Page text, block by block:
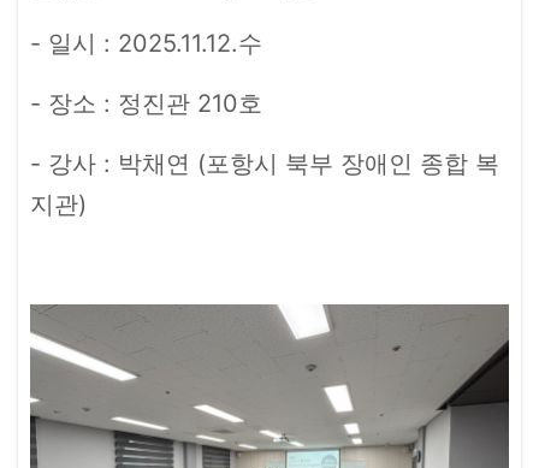
- 일시 : 2025.11.12.수
- 장소 : 정진관 210호
- 강사 : 박채연 (포항시 북부 장애인 종합 복
지관)